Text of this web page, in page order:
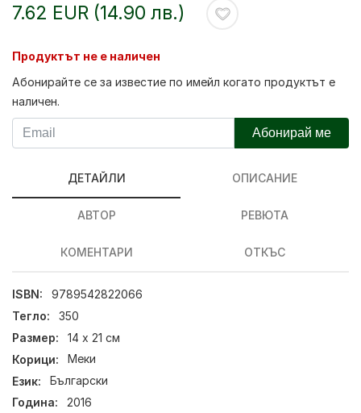
7.62 EUR (14.90 лв.)
Продуктът не е наличен
Абонирайте се за известие по имейл когато продуктът е
наличен.
Абонирай ме
ДЕТАЙЛИ ОПИСАНИЕ
АВТОР РЕВЮТА
КОМЕНТАРИ ОТКЪС
ISBN:
9789542822066
Тегло:
350
Размер:
14 x 21 см
Корици:
Меки
Език:
Български
Година:
2016